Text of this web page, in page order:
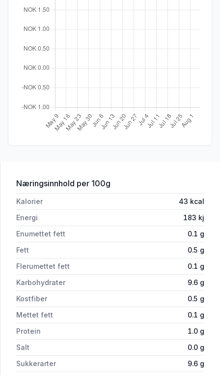
Næringsinnhold for 'Appelsinjuice m/Fruktkjøtt 1.5l R'
per 100g
Kalorier 43 kcal
Energi
183 kj
Enumettet fett
0.1 g
Fett
0.5 g
Flerumettet fett
0.1 g
Karbohydrater
9.6 g
Kostfiber
0.5 g
Mettet fett
0.1 g
Protein
1.0 g
Salt
0.0 g
Sukkerarter
9.6 g